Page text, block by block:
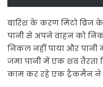
बारिश के करण मिंटो ब्रिज
पानी से अपने वाहन को
निकल नहीं पाया और पानी
जमा पानी में एक शव तैरता
काम कर रहे एक ट्रैकमैन ने